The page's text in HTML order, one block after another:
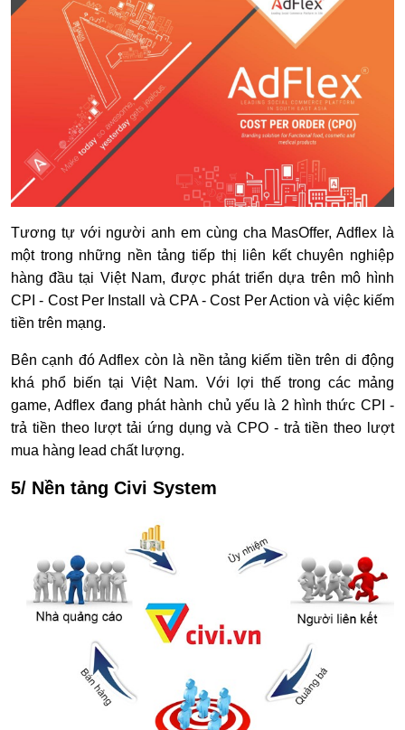
Tương tự với người anh em cùng cha MasOffer, Adflex là
một trong những nền tảng tiếp thị liên kết chuyên nghiệp
hàng đầu tại Việt Nam, được phát triển dựa trên mô hình
CPI - Cost Per Install và CPA - Cost Per Action và việc kiếm
tiền trên mạng.
Bên cạnh đó Adflex còn là nền tảng kiếm tiền trên di động
khá phổ biến tại Việt Nam. Với lợi thế trong các mảng
game, Adflex đang phát hành chủ yếu là 2 hình thức CPI -
trả tiền theo lượt tải ứng dụng và CPO - trả tiền theo lượt
mua hàng lead chất lượng.
5/ Nền tảng Civi System